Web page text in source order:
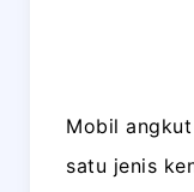
Mobil
satu jenis